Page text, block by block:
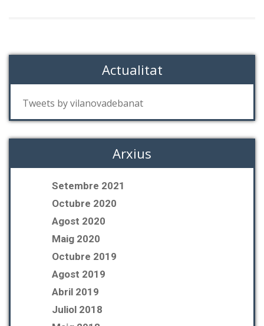
Actualitat
Tweets by vilanovadebanat
Arxius
Setembre 2021
Octubre 2020
Agost 2020
Maig 2020
Octubre 2019
Agost 2019
Abril 2019
Juliol 2018